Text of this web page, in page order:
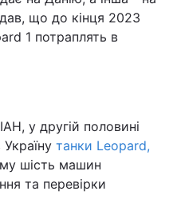
що до кінця 2023
1 потраплять в
у другій половині
танки Leopard,
шість машин
та перевірки